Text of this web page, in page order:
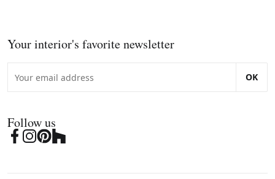
Your interior's favorite newsletter
OK
Follow us